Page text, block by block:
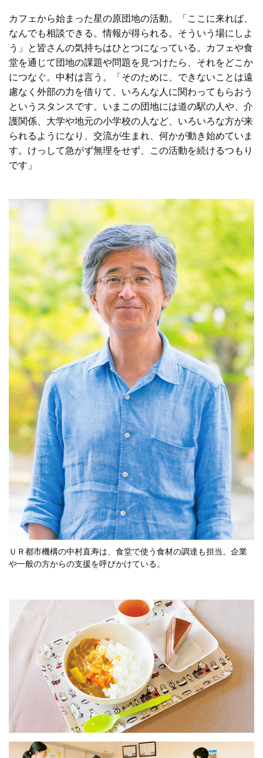
カフェから始まった星の原団地の活動。「ここに来れば、
なんでも相談できる。情報が得られる。そういう場にしよ
う」と皆さんの気持ちはひとつになっている。カフェや食
堂を通じて団地の課題や問題を見つけたら、それをどこか
につなぐ。中村は言う。「そのために、できないことは遠
慮なく外部の力を借りて、いろんな人に関わってもらおう
というスタンスです。いまこの団地には道の駅の人や、介
護関係、大学や地元の小学校の人など、いろいろな方が来
られるようになり、交流が生まれ、何かが動き始めていま
す。けっして急がず無理をせず、この活動を続けるつもり
です」
ＵＲ都市機構の中村直寿は、食堂で使う食材の調達も担当。企業
や一般の方からの支援を呼びかけている。